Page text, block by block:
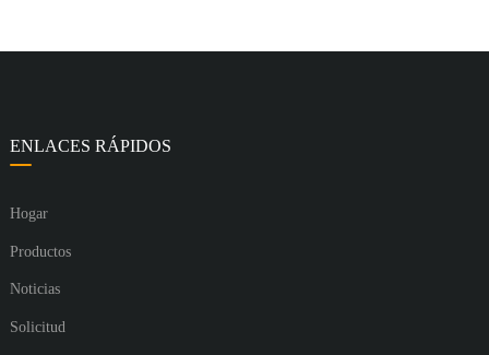
ENLACES RÁPIDOS
Hogar
Productos
Noticias
Solicitud